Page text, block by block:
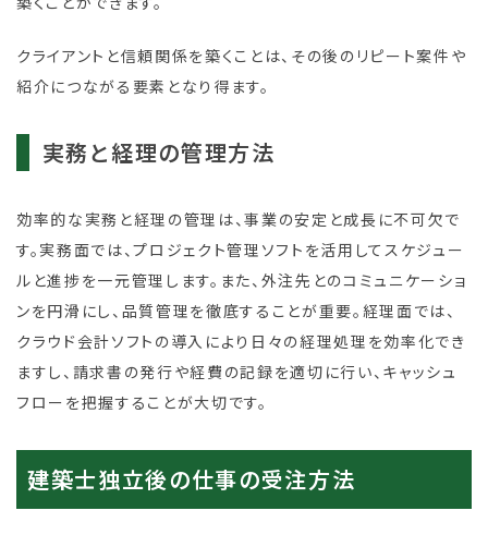
クライアントと信頼関係を築くことは、その後のリピート案件や
紹介につながる要素となり得ます。
実務と経理の管理方法
効率的な実務と経理の管理は、事業の安定と成長に不可欠で
す。実務面では、プロジェクト管理ソフトを活用してスケジュー
ルと進捗を一元管理します。また、外注先とのコミュニケーショ
ンを円滑にし、品質管理を徹底することが重要。経理面では、
クラウド会計ソフトの導入により日々の経理処理を効率化でき
ますし、請求書の発行や経費の記録を適切に行い、キャッシュ
フローを把握することが大切です。
建築士独立後の仕事の受注方法